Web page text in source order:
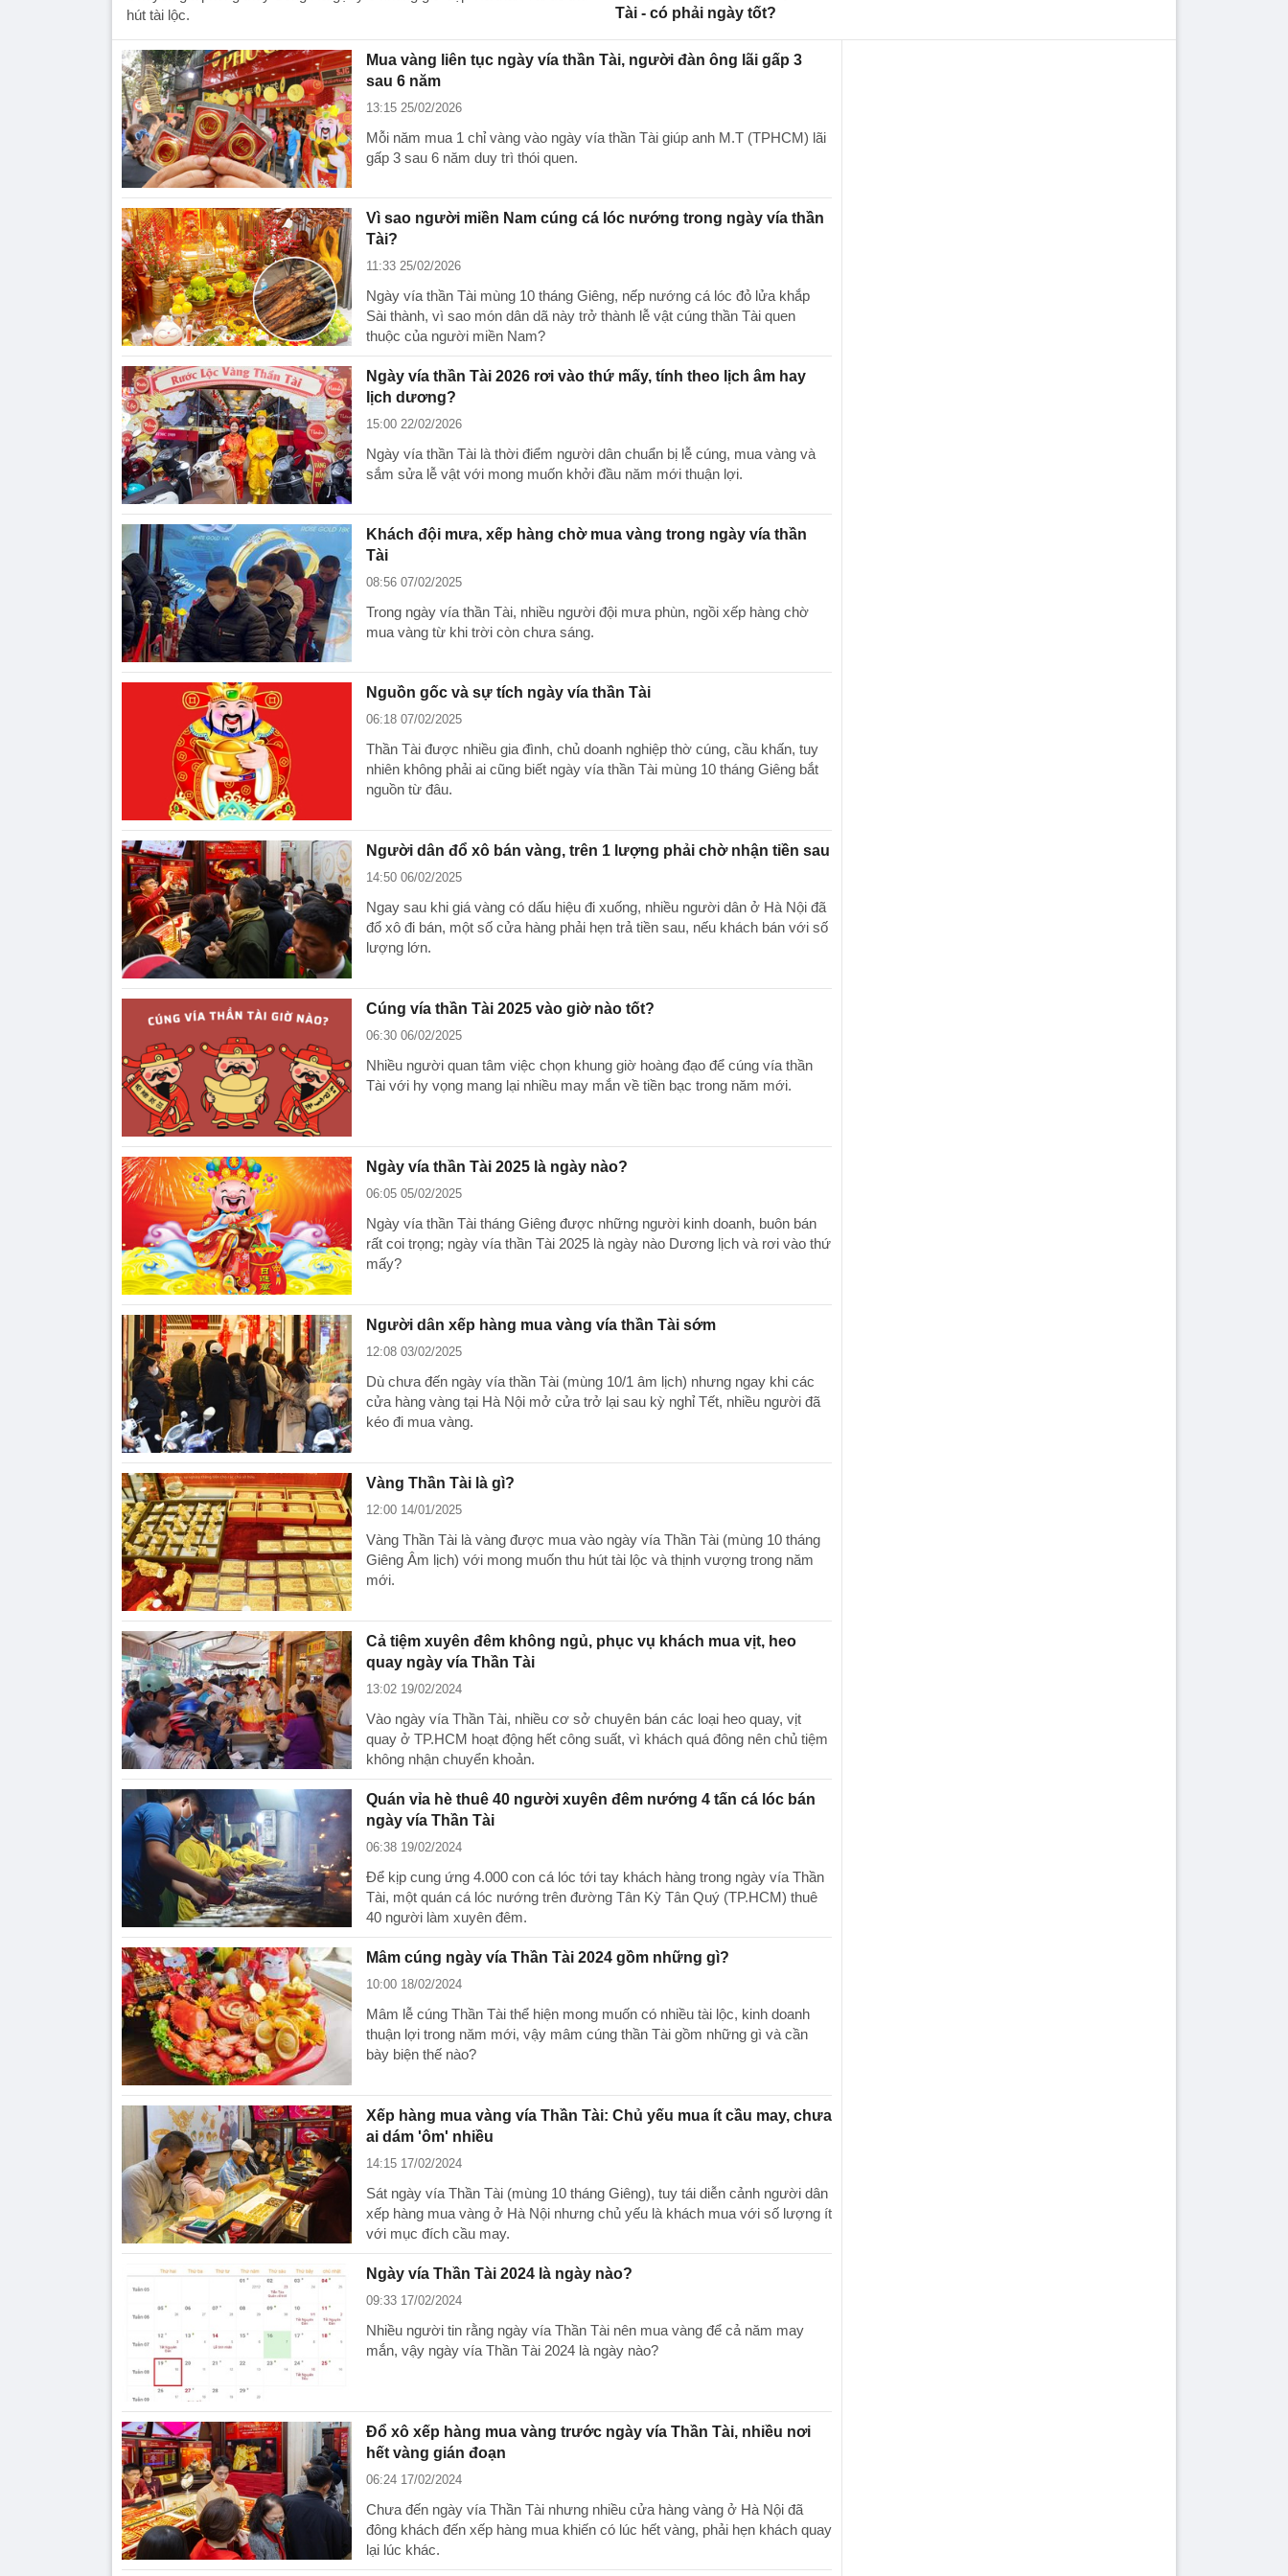
hút tài lộc.
Tài - có phải ngày tốt?
Mua vàng liên tục ngày vía thần Tài, người đàn ông lãi gấp 3
sau 6 năm
13:15 25/02/2026
Mỗi năm mua 1 chỉ vàng vào ngày vía thần Tài giúp anh M.T (TPHCM) lãi
gấp 3 sau 6 năm duy trì thói quen.
Vì sao người miền Nam cúng cá lóc nướng trong ngày vía thần
Tài?
11:33 25/02/2026
Ngày vía thần Tài mùng 10 tháng Giêng, nếp nướng cá lóc đỏ lửa khắp
Sài thành, vì sao món dân dã này trở thành lễ vật cúng thần Tài quen
thuộc của người miền Nam?
Ngày vía thần Tài 2026 rơi vào thứ mấy, tính theo lịch âm hay
lịch dương?
15:00 22/02/2026
Ngày vía thần Tài là thời điểm người dân chuẩn bị lễ cúng, mua vàng và
sắm sửa lễ vật với mong muốn khởi đầu năm mới thuận lợi.
Khách đội mưa, xếp hàng chờ mua vàng trong ngày vía thần
Tài
08:56 07/02/2025
Trong ngày vía thần Tài, nhiều người đội mưa phùn, ngồi xếp hàng chờ
mua vàng từ khi trời còn chưa sáng.
Nguồn gốc và sự tích ngày vía thần Tài
06:18 07/02/2025
Thần Tài được nhiều gia đình, chủ doanh nghiệp thờ cúng, cầu khấn, tuy
nhiên không phải ai cũng biết ngày vía thần Tài mùng 10 tháng Giêng bắt
nguồn từ đâu.
Người dân đổ xô bán vàng, trên 1 lượng phải chờ nhận tiền sau
14:50 06/02/2025
Ngay sau khi giá vàng có dấu hiệu đi xuống, nhiều người dân ở Hà Nội đã
đổ xô đi bán, một số cửa hàng phải hẹn trả tiền sau, nếu khách bán với số
lượng lớn.
Cúng vía thần Tài 2025 vào giờ nào tốt?
06:30 06/02/2025
Nhiều người quan tâm việc chọn khung giờ hoàng đạo để cúng vía thần
Tài với hy vọng mang lại nhiều may mắn về tiền bạc trong năm mới.
Ngày vía thần Tài 2025 là ngày nào?
06:05 05/02/2025
Ngày vía thần Tài tháng Giêng được những người kinh doanh, buôn bán
rất coi trọng; ngày vía thần Tài 2025 là ngày nào Dương lịch và rơi vào thứ
mấy?
Người dân xếp hàng mua vàng vía thần Tài sớm
12:08 03/02/2025
Dù chưa đến ngày vía thần Tài (mùng 10/1 âm lịch) nhưng ngay khi các
cửa hàng vàng tại Hà Nội mở cửa trở lại sau kỳ nghỉ Tết, nhiều người đã
kéo đi mua vàng.
Vàng Thần Tài là gì?
12:00 14/01/2025
Vàng Thần Tài là vàng được mua vào ngày vía Thần Tài (mùng 10 tháng
Giêng Âm lịch) với mong muốn thu hút tài lộc và thịnh vượng trong năm
mới.
Cả tiệm xuyên đêm không ngủ, phục vụ khách mua vịt, heo
quay ngày vía Thần Tài
13:02 19/02/2024
Vào ngày vía Thần Tài, nhiều cơ sở chuyên bán các loại heo quay, vịt
quay ở TP.HCM hoạt động hết công suất, vì khách quá đông nên chủ tiệm
không nhận chuyển khoản.
Quán vỉa hè thuê 40 người xuyên đêm nướng 4 tấn cá lóc bán
ngày vía Thần Tài
06:38 19/02/2024
Để kịp cung ứng 4.000 con cá lóc tới tay khách hàng trong ngày vía Thần
Tài, một quán cá lóc nướng trên đường Tân Kỳ Tân Quý (TP.HCM) thuê
40 người làm xuyên đêm.
Mâm cúng ngày vía Thần Tài 2024 gồm những gì?
10:00 18/02/2024
Mâm lễ cúng Thần Tài thể hiện mong muốn có nhiều tài lộc, kinh doanh
thuận lợi trong năm mới, vậy mâm cúng thần Tài gồm những gì và cần
bày biện thế nào?
Xếp hàng mua vàng vía Thần Tài: Chủ yếu mua ít cầu may, chưa
ai dám 'ôm' nhiều
14:15 17/02/2024
Sát ngày vía Thần Tài (mùng 10 tháng Giêng), tuy tái diễn cảnh người dân
xếp hàng mua vàng ở Hà Nội nhưng chủ yếu là khách mua với số lượng ít
với mục đích cầu may.
Ngày vía Thần Tài 2024 là ngày nào?
09:33 17/02/2024
Nhiều người tin rằng ngày vía Thần Tài nên mua vàng để cả năm may
mắn, vậy ngày vía Thần Tài 2024 là ngày nào?
Đổ xô xếp hàng mua vàng trước ngày vía Thần Tài, nhiều nơi
hết vàng gián đoạn
06:24 17/02/2024
Chưa đến ngày vía Thần Tài nhưng nhiều cửa hàng vàng ở Hà Nội đã
đông khách đến xếp hàng mua khiến có lúc hết vàng, phải hẹn khách quay
lại lúc khác.